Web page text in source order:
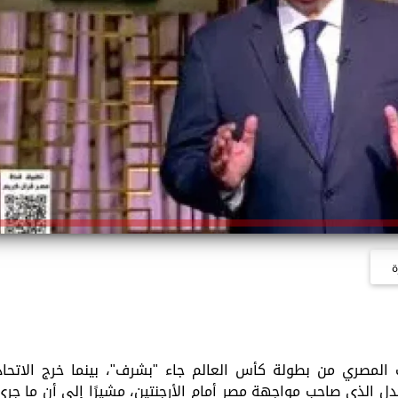
من بطولة كأس العالم جاء "بشرف"، بينما خرج
الذي صاحب مواجهة مصر أمام الأرجنتين، مشيرًا إلى أن ما